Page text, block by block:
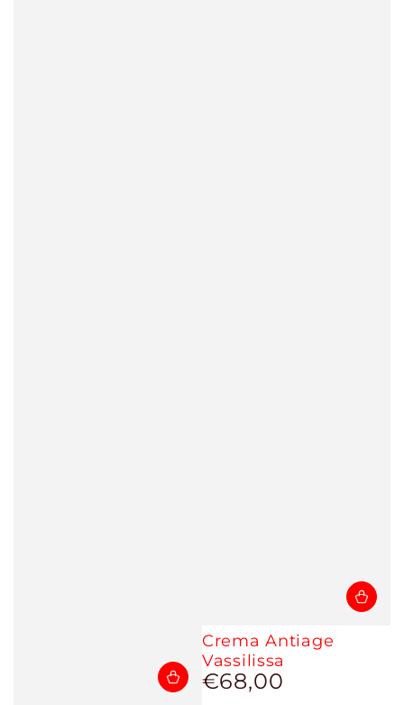
Crema Antiage
Vassilissa
Prezzo
regolare
€68,00